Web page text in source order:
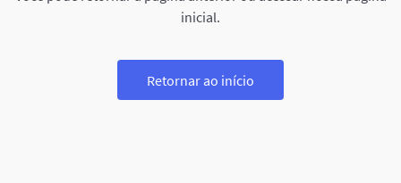
inicial.
Retornar ao início